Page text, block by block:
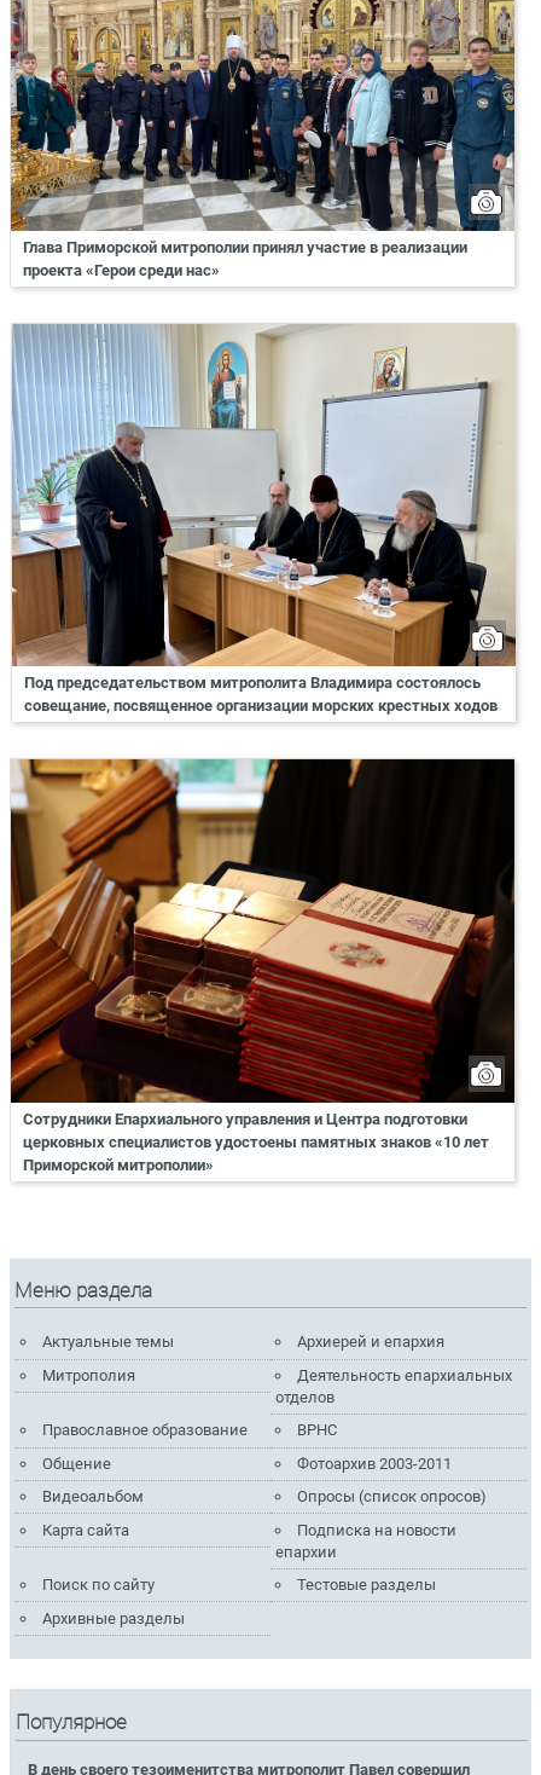
Глава Приморской митрополии принял участие в реализации
проекта «Герои среди нас»
Под председательством митрополита Владимира состоялось
совещание, посвященное организации морских крестных ходов
Сотрудники Епархиального управления и Центра подготовки
церковных специалистов удостоены памятных знаков «10 лет
Приморской митрополии»
Меню раздела
Актуальные темы
Архиерей и епархия
Митрополия
Деятельность епархиальных
отделов
Православное образование
ВРНС
Общение
Фотоархив 2003-2011
Видеоальбом
Опросы (список опросов)
Карта сайта
Подписка на новости
епархии
Поиск по сайту
Тестовые разделы
Архивные разделы
Популярное
В день своего тезоименитства митрополит Павел совершил